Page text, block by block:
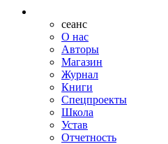
сеанс
О нас
Авторы
Магазин
Журнал
Книги
Спецпроекты
Школа
Устав
Отчетность